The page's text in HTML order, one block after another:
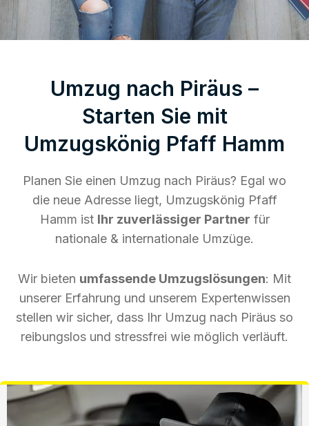
Umzug nach Piräus –
Starten Sie mit
Umzugskönig Pfaff Hamm
Planen Sie einen Umzug nach Piräus? Egal wo
die neue Adresse liegt, Umzugskönig Pfaff
Hamm ist Ihr zuverlässiger Partner für
nationale & internationale Umzüge.
Wir bieten umfassende Umzugslösungen: Mit
unserer Erfahrung und unserem Expertenwissen
stellen wir sicher, dass Ihr Umzug nach Piräus so
reibungslos und stressfrei wie möglich verläuft.